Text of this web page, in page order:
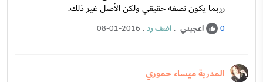
رربما يكون نصفه حقيقي ولكن الأصل غير ذلك.
0 اعجبني .اضف رد.
08-01-2016
المدربة ميساء حموري